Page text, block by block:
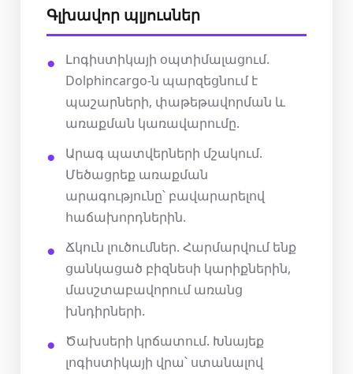
Գլխավոր պլյուսներ
Լոգիստիկայի օպտիմալացում.
Dolphincargo-ն պարզեցնում է
պաշարների, փաթեթավորման և
առաքման կառավարումը.
Արագ պատվերների մշակում.
Մեծացրեք առաքման
արագությունը՝ բավարարելով
հաճախորդներին.
Ճկուն լուծումներ. Հարմարվում ենք
ցանկացած բիզնեսի կարիքներին,
մասշտաբավորում առանց
խնդիրների.
Ծախսերի կրճատում. Խնայեք
լոգիստիկայի վրա՝ ստանալով